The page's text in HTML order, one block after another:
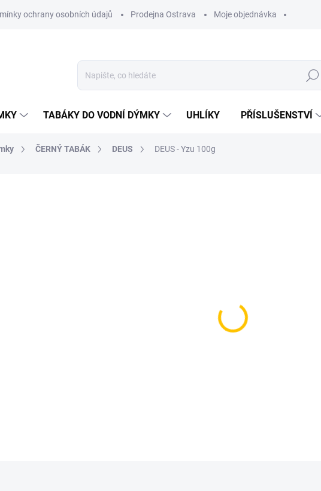
ochrany osobních údajů Prodejna Ostrava Moje objednávka
Hledat
TABÁKY DO VODNÍ DÝMKY UHLÍKY PŘÍSLUŠENSTVÍ
ČERNÝ TABÁK DEUS DEUS - Yzu 100g
značky DEUS.